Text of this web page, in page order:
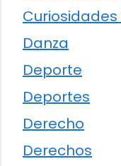
Danza
Deporte
Deportes
Derecho
Derechos